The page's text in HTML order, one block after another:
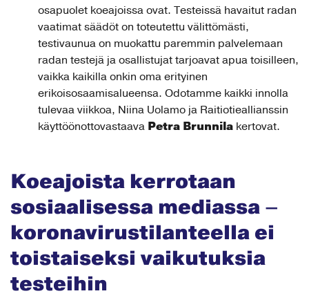
osapuolet koeajoissa ovat. Testeissä havaitut radan
vaatimat säädöt on toteutettu välittömästi,
testivaunua on muokattu paremmin palvelemaan
radan testejä ja osallistujat tarjoavat apua toisilleen,
vaikka kaikilla onkin oma erityinen
erikoisosaamisalueensa. Odotamme kaikki innolla
tulevaa viikkoa, Niina Uolamo ja Raitiotieallianssin
käyttöönottovastaava Petra Brunnila kertovat.
Koeajoista kerrotaan
sosiaalisessa mediassa –
koronavirustilanteella ei
toistaiseksi vaikutuksia
testeihin